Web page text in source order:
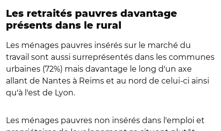
Les retraités pauvres davantage
présents dans le rural
Les ménages pauvres insérés sur le marché du
travail sont aussi surreprésentés dans les communes
urbaines (72%) mais davantage le long d'un axe
allant de Nantes à Reims et au nord de celui-ci ainsi
qu'à l'est de Lyon.
Les ménages pauvres non insérés dans l'emploi et